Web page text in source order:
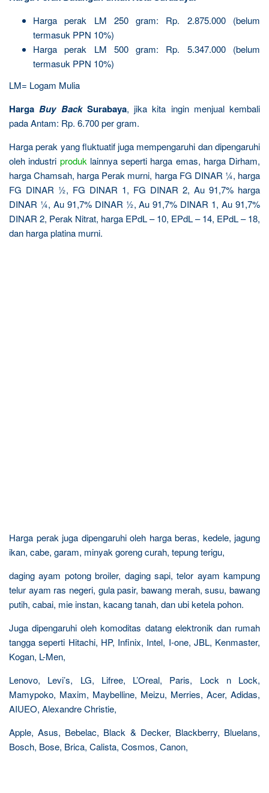
Harga perak LM 250 gram: Rp. 2.875.000 (belum
termasuk PPN 10%)
Harga perak LM 500 gram: Rp. 5.347.000 (belum
termasuk PPN 10%)
LM= Logam Mulia
HargaBuy BackSurabaya, jika kita ingin menjual kembali
pada Antam: Rp. 6.700 per gram.
Harga perak yang fluktuatif juga mempengaruhi dan dipengaruhi
oleh industri produk lainnya seperti harga emas, harga Dirham,
harga Chamsah, harga Perak murni, harga FG DINAR ¼, harga
FG DINAR ½, FG DINAR 1, FG DINAR 2, Au 91,7% harga
DINAR ¼, Au 91,7% DINAR ½, Au 91,7% DINAR 1, Au 91,7%
DINAR 2, Perak Nitrat, harga EPdL – 10, EPdL – 14, EPdL – 18,
dan harga platina murni.
Harga perak juga dipengaruhi oleh harga beras, kedele, jagung
ikan, cabe, garam, minyak goreng curah, tepung terigu,
daging ayam potong broiler, daging sapi, telor ayam kampung
telur ayam ras negeri, gula pasir, bawang merah, susu, bawang
putih, cabai, mie instan, kacang tanah, dan ubi ketela pohon.
Juga dipengaruhi oleh komoditas datang elektronik dan rumah
tangga seperti Hitachi, HP, Infinix, Intel, I-one, JBL, Kenmaster,
Kogan, L-Men,
Lenovo, Levi’s, LG, Lifree, L’Oreal, Paris, Lock n Lock,
Mamypoko, Maxim, Maybelline, Meizu, Merries, Acer, Adidas,
AIUEO, Alexandre Christie,
Apple, Asus, Bebelac, Black & Decker, Blackberry, Bluelans,
Bosch, Bose, Brica, Calista, Cosmos, Canon,